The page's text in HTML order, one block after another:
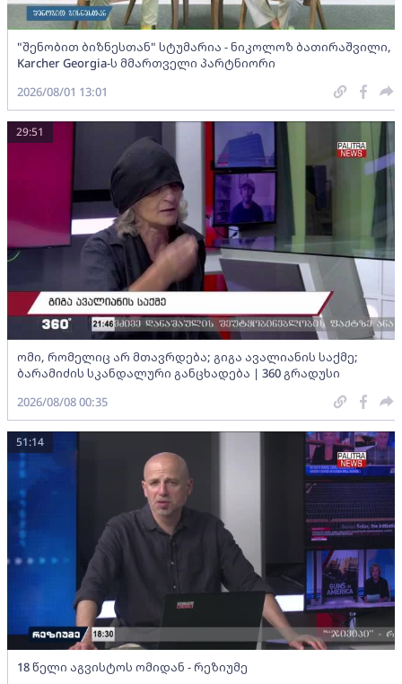
"შენობით ბიზნესთან" სტუმარია - ნიკოლოზ ბათირაშვილი,
Karcher Georgia-ს მმართველი პარტნიორი
2026/08/01 13:01
ომი, რომელიც არ მთავრდება; გიგა ავალიანის საქმე;
ბარამიძის სკანდალური განცხადება | 360 გრადუსი
29:51
2026/08/08 00:35
18 წელი აგვისტოს ომიდან - რეზიუმე
51:14